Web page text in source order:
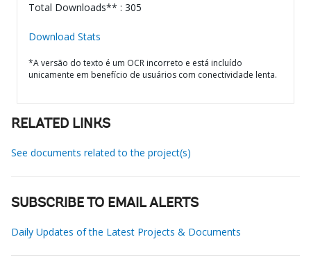
Total Downloads** : 305
Download Stats
*A versão do texto é um OCR incorreto e está incluído
unicamente em benefício de usuários com conectividade lenta.
RELATED LINKS
See documents related to the project(s)
SUBSCRIBE TO EMAIL ALERTS
Daily Updates of the Latest Projects & Documents